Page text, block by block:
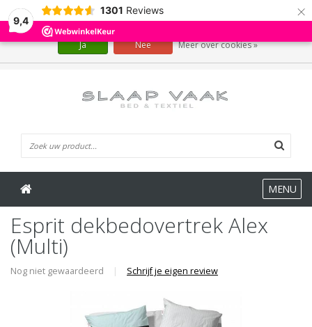
9,4
1301 Reviews ×
MENU
Esprit dekbedovertrek Alex
(Multi)
Nog niet gewaardeerd | Schrijf je eigen review
Wij slaan cookies op om onze website te verbeteren. Is dat akkoord?
Ja Nee Meer over cookies »